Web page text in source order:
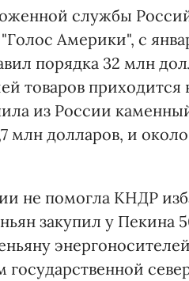
службы
Америки", с
порядка 32 млн
товаров приходится
из России
млн долларов, и
не помогла КНДР
закупил у Пекина
государственной